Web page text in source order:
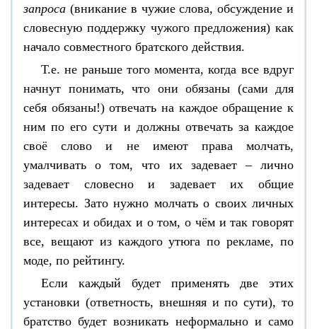
запроса (вникание в чужие слова, обсуждение и
словесную поддержку чужого предложения) как
начало совместного братского действия.
Т.е. не раньше того момента, когда все вдруг
начнут понимать, что они обязаны (сами для
себя обязаны!) отвечать на каждое обращение к
ним по его сути и должны отвечать за каждое
своё слово и не имеют права молчать,
умалчивать о том, что их задевает – лично
задевает словесно и задевает их общие
интересы. Зато нужно молчать о своих личных
интересах и обидах и о том, о чём и так говорят
все, вещают из каждого утюга по рекламе, по
моде, по рейтингу.
Если каждый будет применять две этих
установки (ответность, внешняя и по сути), то
братство будет возникать неформально и само